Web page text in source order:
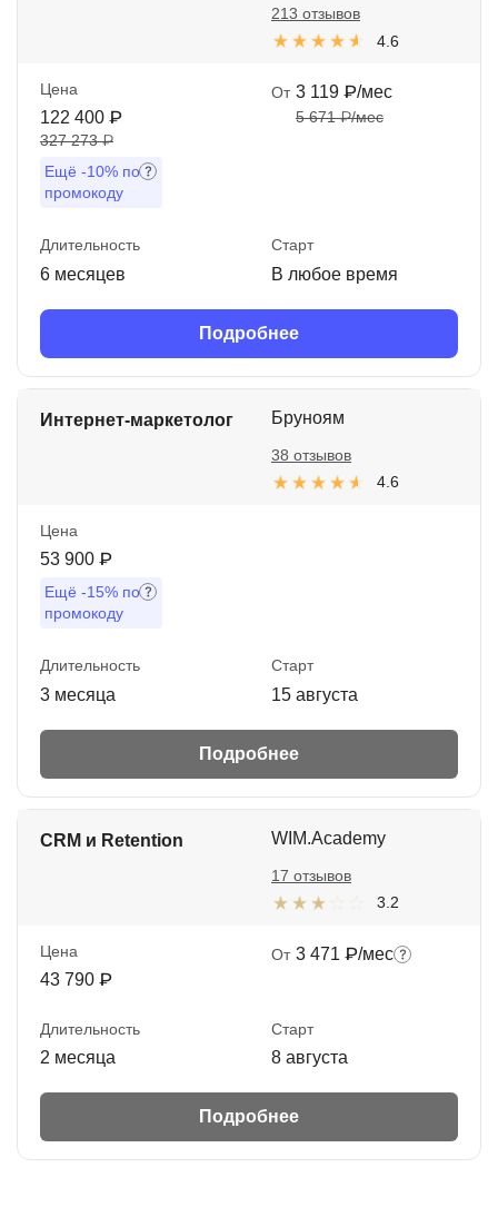
4.6
213 отзывов
Цена
122 400 ₽
327 273 ₽
Ещё -10% по
промокоду
От 3 119 ₽/мес
5 671 ₽/мес
Длительность
6 месяцев
Старт
В любое время
Подробнее
Интернет-маркетолог Бруноям
4.6
38 отзывов
Цена
53 900 ₽
Ещё -15% по
промокоду
Длительность
3 месяца
Старт
15 августа
Подробнее
CRM и Retention WIM.Academy
3.2
17 отзывов
Цена
43 790 ₽
От 3 471 ₽/мес
Длительность
2 месяца
Старт
8 августа
Подробнее